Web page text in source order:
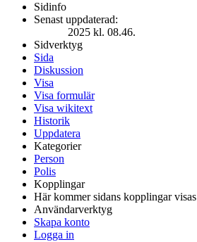
Sidinfo
Senast uppdaterad:
2025 kl. 08.46.
Sidverktyg
Sida
Diskussion
Visa
Visa formulär
Visa wikitext
Historik
Uppdatera
Kategorier
Person
Polis
Kopplingar
Här kommer sidans kopplingar visas
Användarverktyg
Skapa konto
Logga in